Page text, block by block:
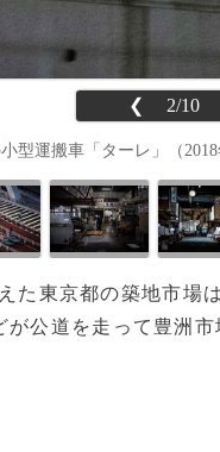
❮ 2/10
運搬車「ターレ」（2018
た東京都の築地市
公道を走って豊洲